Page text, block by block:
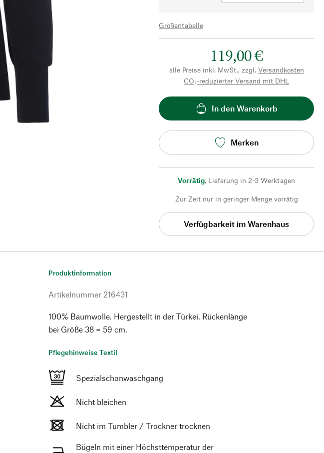
Größentabelle
119,00 €
alle Preise inkl. MwSt., zzgl. Versandkosten
CO₂-reduzierter Versand mit DHL
In den Warenkorb
Merken
Vorrätig, Lieferung in 2-3 Werktagen
Zur Zeit nur in geringer Menge vorrätig
Verfügbarkeit im Warenhaus
Produktinformation
Artikelnummer 216431
100% Baumwolle. Hergestellt in der Türkei. Rückenlänge
bei Größe 38 = 59 cm.
Pflegehinweise Textil
Spezialschonwaschgang
Nicht bleichen
Nicht im Tumbler / Trockner trocknen
Bügeln mit einer Höchsttemperatur der